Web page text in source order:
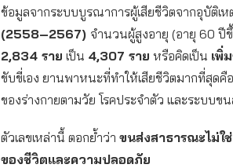
ข้อมูลจากระบบบูรณาการผู้เสียชีวิตจากอุบัติเ
(2558–2567) จำนวนผู้สูงอายุ (อายุ 60 ปี
2,834 ราย เป็น 4,307 ราย หรือคิดเป็น เพิ่
ขับขี่เอง ยานพาหนะที่ทำให้เสียชีวิตมากที่สุดคือ
ของร่างกายตามวัย โรคประจำตัว และระบบข
ตัวเลขเหล่านี้ ตอกย้ำว่า ขนส่งสาธารณะไม่ใช่
ของชีวิตและความปลอดภัย